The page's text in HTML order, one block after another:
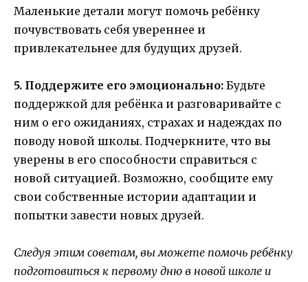
Маленькие детали могут помочь ребёнку
почувствовать себя увереннее и
привлекательнее для будущих друзей.
5. Поддержите его эмоционально: Будьте
поддержкой для ребёнка и разговаривайте с
ним о его ожиданиях, страхах и надеждах по
поводу новой школы. Подчеркните, что вы
уверены в его способности справиться с
новой ситуацией. Возможно, сообщите ему
свои собственные истории адаптации и
попытки завести новых друзей.
Следуя этим советам, вы можете помочь ребёнку
подготовиться к первому дню в новой школе и